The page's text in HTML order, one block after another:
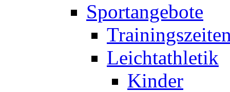
Sportangebote
Leichtathletik
Kinder